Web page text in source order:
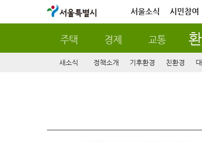
서울특별시 서울소식 시민참여
주택 경제 교통
새소식 정책소개 기후환경 친환경